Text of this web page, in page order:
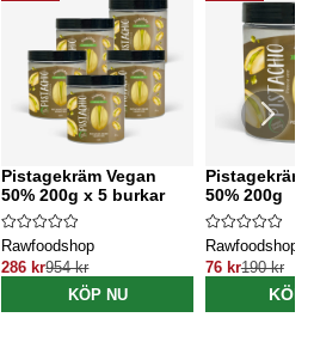
Pistagekräm Vegan
50% 200g x 5 burkar
Rawfoodshop
286 kr954 kr
KÖP NU
Pistagekräm
50% 200g
Rawfoodshop
76 kr190 kr
KÖP